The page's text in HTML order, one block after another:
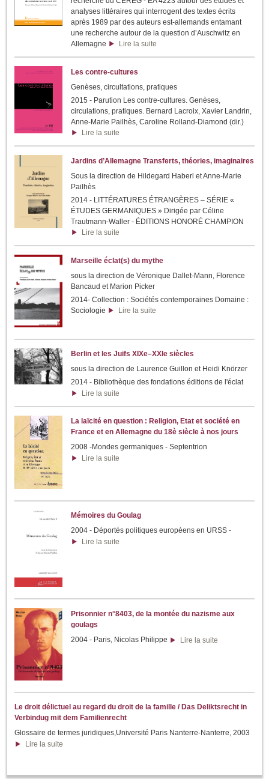
analyses littéraires qui interrogent des textes écrits
après 1989 par des auteurs est-allemands entamant
une recherche autour de la question d’Auschwitz en
Allemagne
Lire la suite
Les contre-cultures
Genèses, circultations, pratiques
2015 - Parution Les contre-cultures. Genèses,
circulations, pratiques. Bernard Lacroix, Xavier Landrin,
Anne-Marie Pailhès, Caroline Rolland-Diamond (dir.)
Lire la suite
Jardins d’Allemagne Transferts, théories, imaginaires
Sous la direction de Hildegard Haberl et Anne-Marie
Pailhès
2014 - LITTÉRATURES ÉTRANGÈRES – SÉRIE «
ÉTUDES GERMANIQUES » Dirigée par Céline
Trautmann-Waller - ÉDITIONS HONORÉ CHAMPION
Lire la suite
Marseille éclat(s) du mythe
sous la direction de Véronique Dallet-Mann, Florence
Bancaud et Marion Picker
2014- Collection : Sociétés contemporaines Domaine :
Sociologie
Lire la suite
Berlin et les Juifs XIXe–XXIe siècles
sous la direction de Laurence Guillon et Heidi Knörzer
2014 - Bibliothèque des fondations éditions de l'éclat
Lire la suite
La laïcité en question : Religion, Etat et société en
France et en Allemagne du 18è siècle à nos jours
2008 -Mondes germaniques - Septentrion
Lire la suite
Mémoires du Goulag
2004 - Déportés politiques européens en URSS -
Lire la suite
Prisonnier n°8403, de la montée du nazisme aux
goulags
2004 - Paris, Nicolas Philippe
Lire la suite
Le droit délictuel au regard du droit de la famille / Das Deliktsrecht in
Verbindug mit dem Familienrecht
Glossaire de termes juridiques,Université Paris Nanterre-Nanterre, 2003
Lire la suite